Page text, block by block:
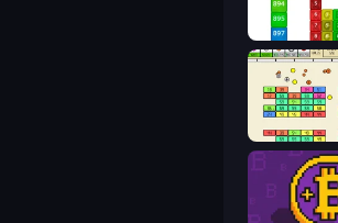
Tower Merge
Idle